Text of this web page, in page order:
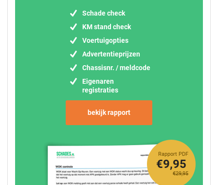
Schade check
KM stand check
Voertuigopties
Advertentieprijzen
Chassisnr. / meldcode
Eigenaren
registraties
bekijk rapport
Rapport PDF
€29,95
€9,95